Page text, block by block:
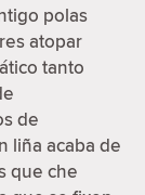
polas
atopar
tanto
de
liña acaba de
que che